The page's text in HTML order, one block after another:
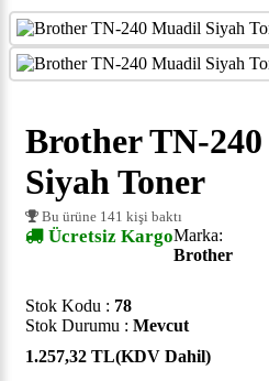
Brother TN-
Siyah Toner
Bu ürüne 141 kişi baktı
Ücretsiz KargoMarka:
Brother
Stok Kodu : 78
Stok Durumu : Mevcut
1.257,32 TL(KDV Dahil)